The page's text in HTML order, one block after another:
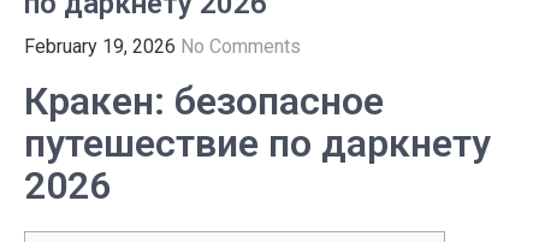
February 19, 2026 No Comments
Кракен: безопасное
путешествие по даркнету
2026